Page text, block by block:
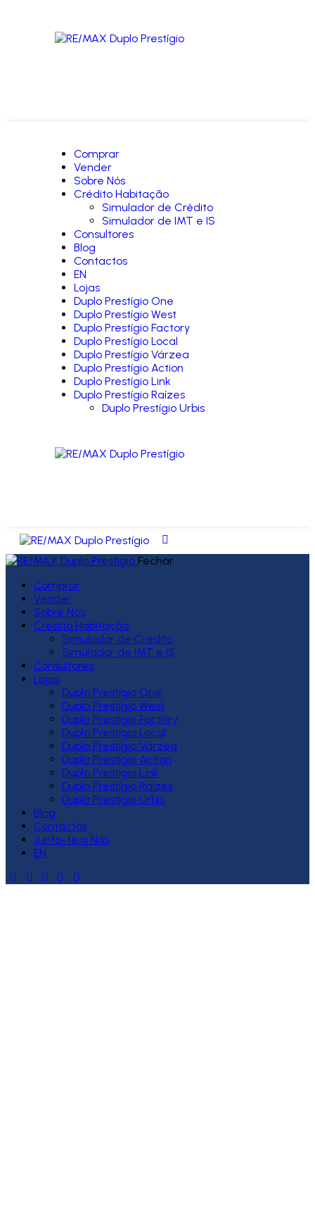
Comprar
Vender
Sobre Nós
Crédito Habitação
Simulador de Crédito
Simulador de IMT e IS
Consultores
Blog
Contactos
EN
Lojas
Duplo Prestígio One
Duplo Prestígio West
Duplo Prestígio Factory
Duplo Prestígio Local
Duplo Prestígio Várzea
Duplo Prestígio Action
Duplo Prestígio Link
Duplo Prestígio Raízes
Duplo Prestígio Urbis
Fechar
Comprar
Vender
Sobre Nós
Crédito Habitação
Simulador de Crédito
Simulador de IMT e IS
Consultores
Lojas
Duplo Prestígio One
Duplo Prestígio West
Duplo Prestígio Factory
Duplo Prestígio Local
Duplo Prestígio Várzea
Duplo Prestígio Action
Duplo Prestígio Link
Duplo Prestígio Raízes
Duplo Prestígio Urbis
Blog
Contactos
Junta-te a Nós
EN